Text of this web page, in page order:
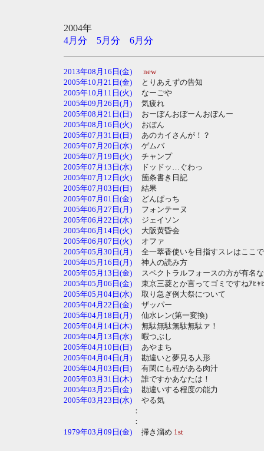
2004年
4月分
5月分 6月分
2013年08月16日(金)
new
2005年10月21日(金)とりあえずの告知
2005年10月11日(火)なーごや
2005年09月26日(月)気疲れ
2005年08月21日(日)おーぼんおぼーんおぼんー
2005年08月16日(火)おぼん
2005年07月31日(日)あのカイさんが！？
2005年07月20日(水)ゲムバ
2005年07月19日(火)チャンプ
2005年07月13日(水)ドッドッ…ぐわっ
2005年07月12日(火)箇条書き日記
2005年07月03日(日)結果
2005年07月01日(金)どんぱっち
2005年06月27日(月)フォンテーヌ
2005年06月22日(水)ジェイソン
2005年06月14日(火)大阪黄昏会
2005年06月07日(火)オファ
2005年05月30日(月)全一萃香使いを目指すスレはここ
2005年05月16日(月)神人の読み方
2005年05月13日(金)スペクトラルフォースの方が有名な
2005年05月06日(金)東京三菱とか言ってゴミですねｱﾋｬ
2005年05月04日(水)取り急ぎ例大祭について
2005年04月22日(金)ザッパー
2005年04月18日(月)仙水レン(第一変換)
2005年04月14日(木)無駄無駄無駄無駄ァ！
2005年04月13日(水)暇つぶし
2005年04月10日(日)あやまち
2005年04月04日(月)勘違いと夢見る人形
2005年04月03日(日)有閑にも程がある肉汁
2005年03月31日(木)誰ですかあなたは！
2005年03月25日(金)勘違いする程度の能力
2005年03月23日(水)やる気
：
：
1979年03月09日(金)掃き溜め 1st